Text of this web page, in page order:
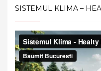
SISTEMUL KLIMA –
Video
Player